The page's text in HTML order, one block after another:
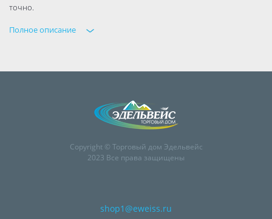
точно.
Пистолет выполнен из качественных и прочных материалов, что
Пластиковая рукоять удобно лежит в руке.
Полное описание
Copyright © Торговый дом Эдельвейс
2023 Все права защищены
shop1@eweiss.ru